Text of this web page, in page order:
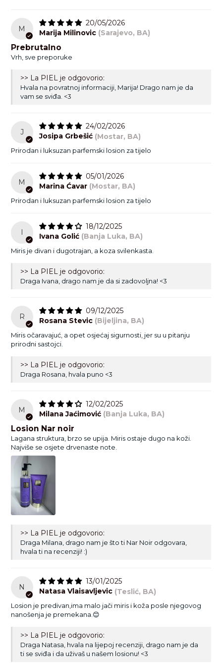
Nar NOIR
Aqua/Water, Persea Gratissima (Avocado) Oil, Prunus
Armeniaca (Apricot) Oil*, Simmondsia Chinensis (Jojoba) Seed
Oil*, Sesamum Indicum (Sesame) Seed Oil, Prunus Amygdalus
Dulcis (Sweet Almond) Oil, Nigella Sativa (Black Cumin) Seed
Oil, Stearic Acid, Palmitic Acid, Lanolin, Cetearyl Alcohol,
Ceteareth-20, Daucus Carota Sativa (Carrot) Root Extract,
Granatum (Pomegranate) Fruit Extract, Carica Papaya Fruit
Extract, Glyceryl Caprylate, Parfum/Fragrance, Xanthan Gum,
Eugenol, Limonene.
M
20/05/2026
Marija Milinovic (Sarajevo, BA)
Prebrutalno
Vrh, sve preporuke
>> La PIEL je odgovorio:
Hvala na povratnoj informaciji, Marija! Drago nam je da
vam se sviđa. <3
J
24/02/2026
Josipa Grbešić (Mostar, BA)
Prirodan i luksuzan parfemski losion za tijelo
M
05/01/2026
Marina Ćavar (Mostar, BA)
Prirodan i luksuzan parfemski losion za tijelo
I
18/12/2025
Ivana Golić (Banja Luka, BA)
Miris je divan i dugotrajan, a koza svilenkasta.
>> La PIEL je odgovorio:
Draga Ivana, drago nam je da si zadovoljna! <3
R
09/12/2025
Rosana Stevic (Bijeljina, BA)
Miris očaravajuć, a opet osjećaj sigurnosti, jer su u pitanju
prirodni sastojci.
>> La PIEL je odgovorio:
Draga Rosana, hvala puno <3
M
12/02/2025
Milana Jaćimović (Banja Luka, BA)
Losion Nar noir
Lagana struktura, brzo se upija. Miris ostaje dugo na koži.
Najviše se osjete drvenaste note.
>> La PIEL je odgovorio:
Draga Milana, drago nam je što ti Nar Noir odgovara,
hvala ti na recenziji! :)
N
13/01/2025
Natasa Vlaisavljevic (Teslić, BA)
Losion je predivan,ima malo jači miris i koža posle njegovog
nanošenja je premekana.😊
>> La PIEL je odgovorio:
Draga Natasa, hvala na lijepoj recenziji, drago nam je da
ti se sviđa i da uživaš u našem losionu! <3